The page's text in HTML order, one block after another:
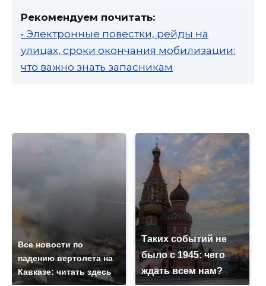
Рекомендуем почитать:
• Электронные повестки, рейды на
улицах, сроки окончания мобилизации:
что важно знать запасникам
Все новости по
падению вертолета на
Кавказе: читать здесь
Таких событий не
было с 1945: чего
ждать всем нам?